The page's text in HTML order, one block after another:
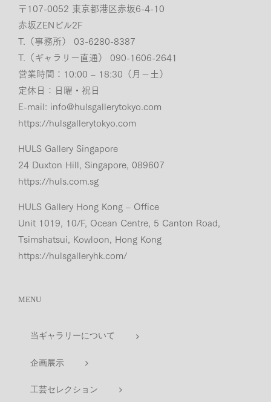
〒107-0052 東京都港区赤坂6-4-10
赤坂ZENビル2F
T.（事務所） 03-6280-8387
T.（ギャラリー直通） 090-1606-2641
営業時間：10:00 – 18:30（月−土）
定休日：日曜・祝日
E-mail: info@hulsgallerytokyo.com
https://hulsgallerytokyo.com
HULS Gallery Singapore
24 Duxton Hill, Singapore, 089607
https://huls.com.sg
HULS Gallery Hong Kong – Office
Unit 1019, 10/F, Ocean Centre, 5 Canton Road,
Tsimshatsui, Kowloon, Hong Kong
https://hulsgalleryhk.com/
MENU
当ギャラリーについて
企画展示
工芸セレクション